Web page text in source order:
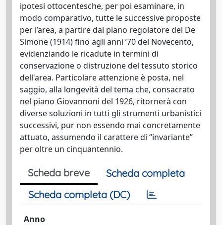
ipotesi ottocentesche, per poi esaminare, in
modo comparativo, tutte le successive proposte
per l’area, a partire dal piano regolatore del De
Simone (1914) fino agli anni ’70 del Novecento,
evidenziando le ricadute in termini di
conservazione o distruzione del tessuto storico
dell'area. Particolare attenzione è posta, nel
saggio, alla longevità del tema che, consacrato
nel piano Giovannoni del 1926, ritornerà con
diverse soluzioni in tutti gli strumenti urbanistici
successivi, pur non essendo mai concretamente
attuato, assumendo il carattere di “invariante”
per oltre un cinquantennio.
Scheda breve
Scheda completa
Scheda completa (DC)
Anno